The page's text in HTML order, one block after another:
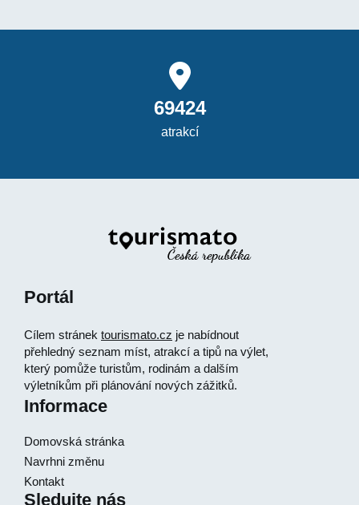
69424
atrakcí
Portál
Cílem stránek tourismato.cz je nabídnout
přehledný seznam míst, atrakcí a tipů na výlet,
který pomůže turistům, rodinám a dalším
výletníkům při plánování nových zážitků.
Informace
Domovská stránka
Navrhni změnu
Kontakt
Sledujte nás